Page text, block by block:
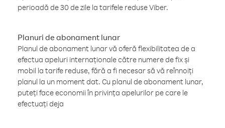
perioadă de 30 de zile la tarifele reduse Viber.
Planuri de abonament lunar
Planul de abonament lunar vă oferă flexibilitatea de a
efectua apeluri internaționale către numere de fix și
mobil la tarife reduse, fără a fi necesar să vă reînnoiți
planul la un moment dat. Cu planul de abonament lunar,
puteți face economii în privința apelurilor pe care le
efectuați deja